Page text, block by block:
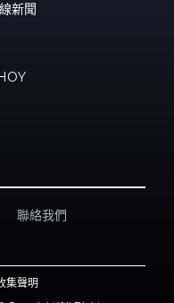
新聞
HOY
聯絡我們
集聲明